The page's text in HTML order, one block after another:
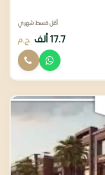
أقل قسط شهري
17.7 ألف ج.م